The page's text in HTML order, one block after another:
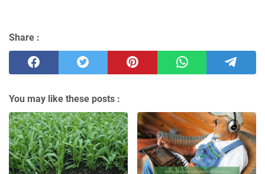
Share :
You may like these posts :